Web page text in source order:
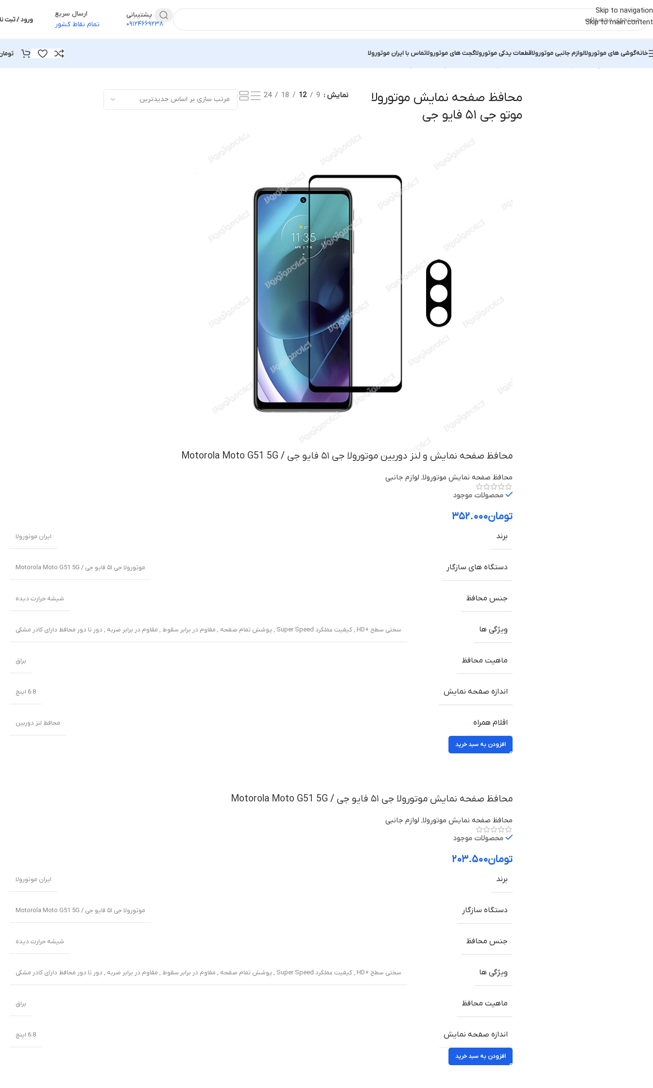
Skip to navigation
Skip to main content
پشتیبانی
۰۹۱۲۴۶۶۹۲۳۸
ارسال سریع
تمام نقاط کشور
ورود / ثبت
خانهگوشی های موتورولالوازم جانبی موتورولاقطعات یدکی موتورولاگجت های موتورولاتماس با ایران موتورولا
محافظ صفحه نمایش موتورولا
موتو جی ۵۱ فایو جی
نمایش 9
12
18
24
محافظ صفحه نمایش و لنز دوربین موتورولا جی ۵۱ فایو جی / Motorola Moto G51 5G
محافظ صفحه نمایش موتورولا, لوازم جانبی
محصولات موجود
تومان۳۵۲.۰۰۰
برند ایران موتورولا
دستگاه های سازگار موتورولا جی ۵۱ فایو جی / Motorola Moto G51 5G
جنس محافظ شیشه حرارت دیده
ویژگی ها سختی سطح +HD , کیفیت عملکرد Super Speed , پوشش تمام صفحه , مقاوم در برابر سقوط , مقاوم در برابر ضربه , دور تا دور محافظ دارای کادر مشکی
ماهیت محافظ براق
اندازه صفحه نمایش 6.8 اینچ
اقلام همراه محافظ لنز دوربین
افزودن به سبد خرید
محافظ صفحه نمایش موتورولا جی ۵۱ فایو جی / Motorola Moto G51 5G
محافظ صفحه نمایش موتورولا, لوازم جانبی
محصولات موجود
تومان۲۰۳.۵۰۰
برند ایران موتورولا
دستگاه سازگار موتورولا جی ۵۱ فایو جی / Motorola Moto G51 5G
جنس محافظ شیشه حرارت دیده
ویژگی ها سختی سطح +HD , کیفیت عملکرد Super Speed , پوشش تمام صفحه , مقاوم در برابر سقوط , مقاوم در برابر ضربه , دور تا دور محافظ دارای کادر مشکی
ماهیت محافظ براق
اندازه صفحه نمایش 6.8 اینچ
افزودن به سبد خرید